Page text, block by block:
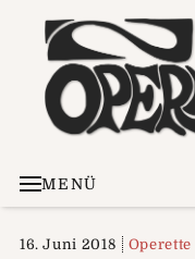
MENÜ
16. Juni 2018 Operette